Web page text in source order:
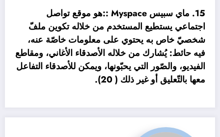
15. ماي سبيس Myspace ::هو موقع تواصل
اجتماعي يستطيع المستخدم من خلاله تكوين ملفّ
شخصيّ خاص به يحتوي على معلومات خاصّة عنه،
فيه حائط: يُشارك من خلاله الأصدقاء الأغاني، ومقاطع
الفيديو، والصّور التي يحبّونها، ويمكن للأصدقاء التفاعل
معها بالتّعليق أو غير ذلك ( 20).